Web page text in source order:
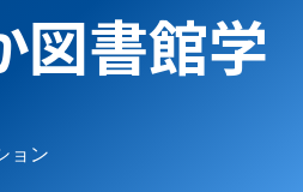
図書館学
ョン